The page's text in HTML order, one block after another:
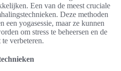
Een van de meest cruciale
Deze methoden
een yogasessie, maar ze kunnen
om stress te beheersen en de
verbeteren.